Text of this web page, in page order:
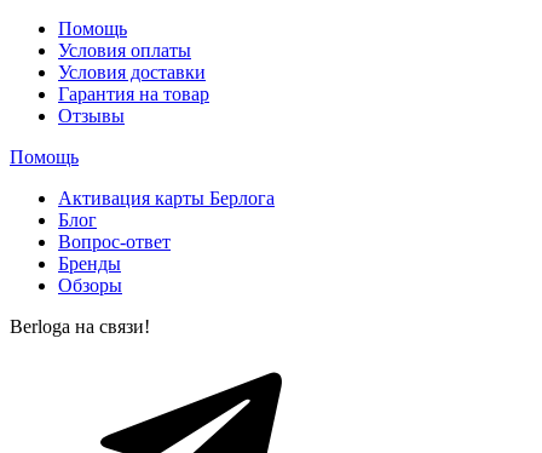
Помощь
Условия оплаты
Условия доставки
Гарантия на товар
Отзывы
Помощь
Активация карты Берлога
Блог
Вопрос-ответ
Бренды
Обзоры
Berloga на связи!